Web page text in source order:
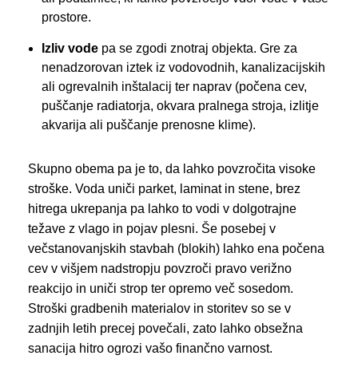
prostore.
Izliv vode pa se zgodi znotraj objekta. Gre za
nenadzorovan iztek iz vodovodnih, kanalizacijskih
ali ogrevalnih inštalacij ter naprav (počena cev,
puščanje radiatorja, okvara pralnega stroja, izlitje
akvarija ali puščanje prenosne klime).
Skupno obema pa je to, da lahko povzročita visoke
stroške. Voda uniči parket, laminat in stene, brez
hitrega ukrepanja pa lahko to vodi v dolgotrajne
težave z vlago in pojav plesni. Še posebej v
večstanovanjskih stavbah (blokih) lahko ena počena
cev v višjem nadstropju povzroči pravo verižno
reakcijo in uniči strop ter opremo več sosedom.
Stroški gradbenih materialov in storitev so se v
zadnjih letih precej povečali, zato lahko obsežna
sanacija hitro ogrozi vašo finančno varnost.